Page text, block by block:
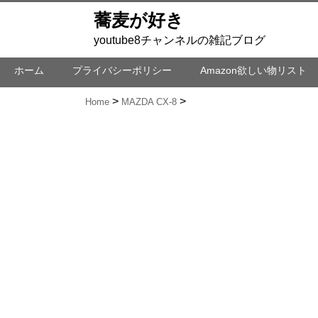
蕎麦が好き
youtube8チャンネルの雑記ブログ
ホーム プライバシーポリシー Amazon欲しい物リスト
Home MAZDA CX-8